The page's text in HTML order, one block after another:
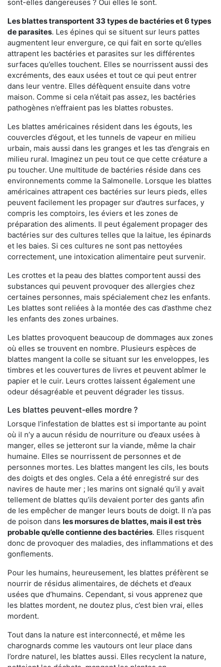
sont-elles dangereuses ? Oui elles le sont.
Les blattes transportent 33 types de bactéries et 6 types
de parasites. Les épines qui se situent sur leurs pattes
augmentent leur envergure, ce qui fait en sorte qu’elles
attrapent les bactéries et parasites sur les différentes
surfaces qu’elles touchent. Elles se nourrissent aussi des
excréments, des eaux usées et tout ce qui peut entrer
dans leur ventre. Elles défèquent ensuite dans votre
maison. Comme si cela n’était pas assez, les bactéries
pathogènes n’effraient pas les blattes robustes.
Les blattes américaines résident dans les égouts, les
couvercles d’égout, et les tunnels de vapeur en milieu
urbain, mais aussi dans les granges et les tas d’engrais en
milieu rural. Imaginez un peu tout ce que cette créature a
pu toucher. Une multitude de bactéries réside dans ces
environnements comme la Salmonelle. Lorsque les blattes
américaines attrapent ces bactéries sur leurs pieds, elles
peuvent facilement les propager sur d’autres surfaces, y
compris les comptoirs, les éviers et les zones de
préparation des aliments. Il peut également propager des
bactéries sur des cultures telles que la laitue, les épinards
et les baies. Si ces cultures ne sont pas nettoyées
correctement, une intoxication alimentaire peut survenir.
Les crottes et la peau des blattes comportent aussi des
substances qui peuvent provoquer des allergies chez
certaines personnes, mais spécialement chez les enfants.
Les blattes sont reliées à la montée des cas d’asthme chez
les enfants des zones urbaines.
Les blattes provoquent beaucoup de dommages aux zones
où elles se trouvent en nombre. Plusieurs espèces de
blattes mangent la colle se situant sur les enveloppes, les
timbres et les couvertures de livres et peuvent abîmer le
papier et le cuir. Leurs crottes laissent également une
odeur désagréable et peuvent dégrader les tissus.
Les blattes peuvent-elles mordre ?
Lorsque l’infestation de blattes est si importante au point
où il n’y a aucun résidu de nourriture ou d’eaux usées à
manger, elles se jetteront sur la viande, même la chair
humaine. Elles se nourrissent de personnes et de
personnes mortes. Les blattes mangent les cils, les bouts
des doigts et des ongles. Cela a été enregistré sur des
navires de haute mer ; les marins ont signalé qu’il y avait
tellement de blattes qu’ils devaient porter des gants afin
de les empêcher de manger leurs bouts de doigt. Il n’a pas
de poison dans les morsures de blattes, mais il est très
probable qu’elle contienne des bactéries. Elles risquent
donc de provoquer des maladies, des inflammations et des
gonflements.
Pour les humains, heureusement, les blattes préfèrent se
nourrir de résidus alimentaires, de déchets et d’eaux
usées que d’humains. Cependant, si vous apprenez que
les blattes mordent, ne doutez plus, c’est bien vrai, elles
mordent.
Tout dans la nature est interconnecté, et même les
charognards comme les vautours ont leur place dans
l’ordre naturel, les blattes aussi. Elles recyclent la nature,